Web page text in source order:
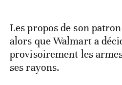
Les propos de son
alors que Walmart a
provisoirement les
ses rayons.